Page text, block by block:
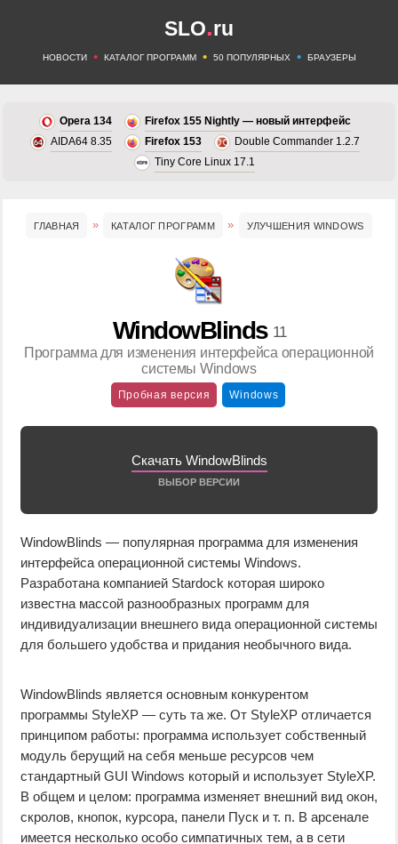
SLO.ru
НОВОСТИ • КАТАЛОГ ПРОГРАММ • 50 ПОПУЛЯРНЫХ • БРАУЗЕРЫ
Opera 134
Firefox 155 Nightly — новый интерфейс
AIDA64 8.35
Firefox 153
Double Commander 1.2.7
Tiny Core Linux 17.1
ГЛАВНАЯ КАТАЛОГ ПРОГРАММ УЛУЧШЕНИЯ WINDOWS
WindowBlinds 11
Программа для изменения интерфейса операционной
системы Windows
Пробная версия Windows
Скачать WindowBlinds
ВЫБОР ВЕРСИИ
WindowBlinds — популярная программа для изменения
интерфейса операционной системы Windows.
Разработана компанией Stardock которая широко
известна массой разнообразных программ для
индивидуализации внешнего вида операционной системы
для большего удобства и придания необычного вида.
WindowBlinds является основным конкурентом
программы StyleXP — суть та же. От StyleXP отличается
принципом работы: программа использует собственный
модуль берущий на себя меньше ресурсов чем
стандартный GUI Windows который и использует StyleXP.
В общем и целом: программа изменяет внешний вид окон,
скролов, кнопок, курсора, панели Пуск и т. п. В арсенале
имеется несколько особо симпатичных тем, а в сети